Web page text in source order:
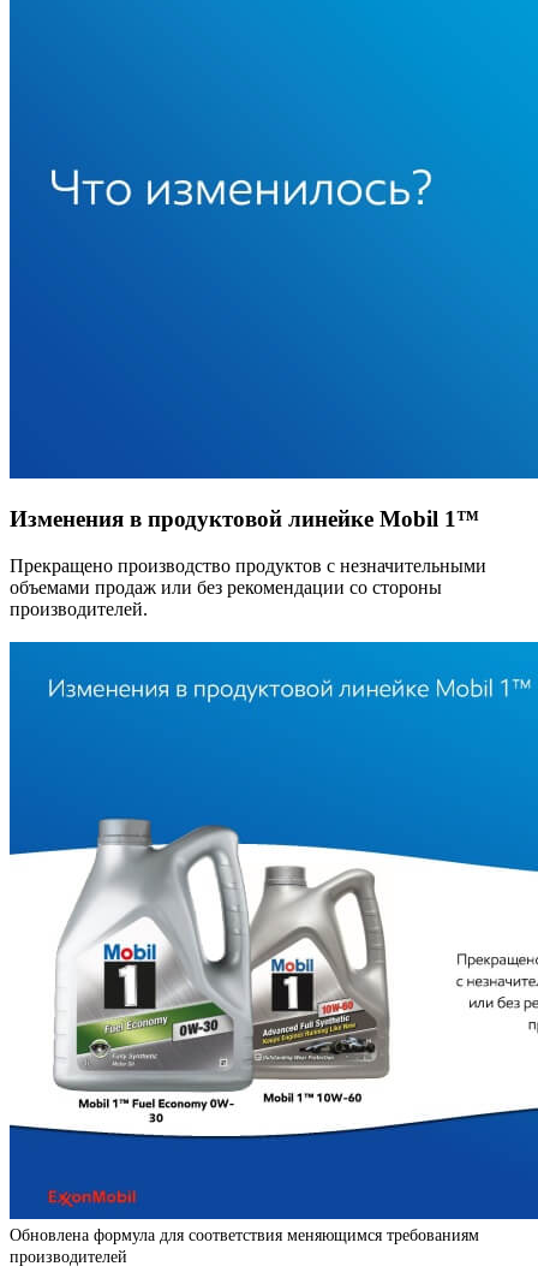
Изменения в продуктовой линейке Mobil 1™
Прекращено производство продуктов с незначительными
объемами продаж или без рекомендации со стороны
производителей.
Обновлена формула для соответствия меняющимся требованиям
производителей